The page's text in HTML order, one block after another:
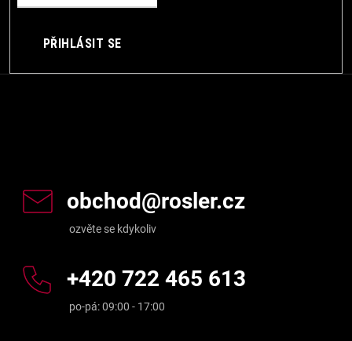
PŘIHLÁSIT SE
obchod@rosler.cz
+420 722 465 613